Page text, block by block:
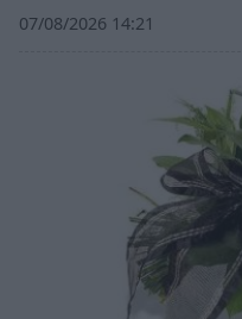
07/08/2026 14:21